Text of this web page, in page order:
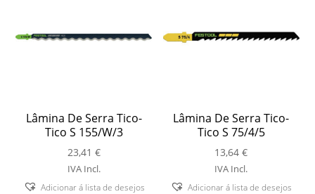
Lâmina De Serra Tico-
Tico S 155/W/3
23,41 €
IVA Incl.
Adicionar á lista de desejos
Lâmina De Serra Tico-
Tico S 75/4/5
13,64€
IVA Incl.
Adicionar á lista de desejos